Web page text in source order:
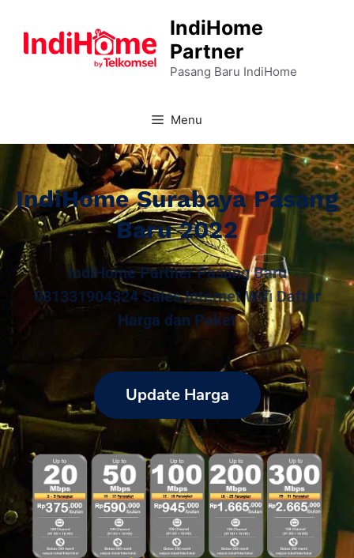
IndiHome
Partner
Pasang Baru IndiHome
Menu
IndiHome Surabaya Pasang
Baru 2022
IndiHome Partner Pasang Baru
081331904324 Sales Internet Wifi Daftar
Harga dan Paket
Update Harga